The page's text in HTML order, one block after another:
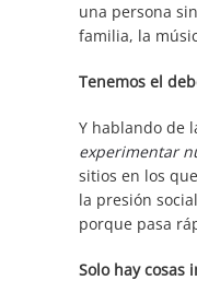
una persona
familia, la
Tenemos el
Y hablando de
experimentar
sitios en los
la presión
porque pasa
Solo hay cosas